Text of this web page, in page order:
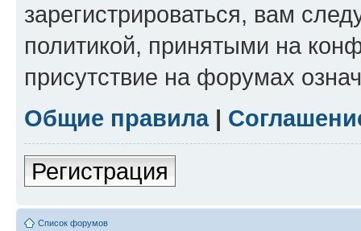
зарегистрироваться, вам
политикой, принятыми на
присутствие на форумах
Общие правила|
Регистрация
Список форумов